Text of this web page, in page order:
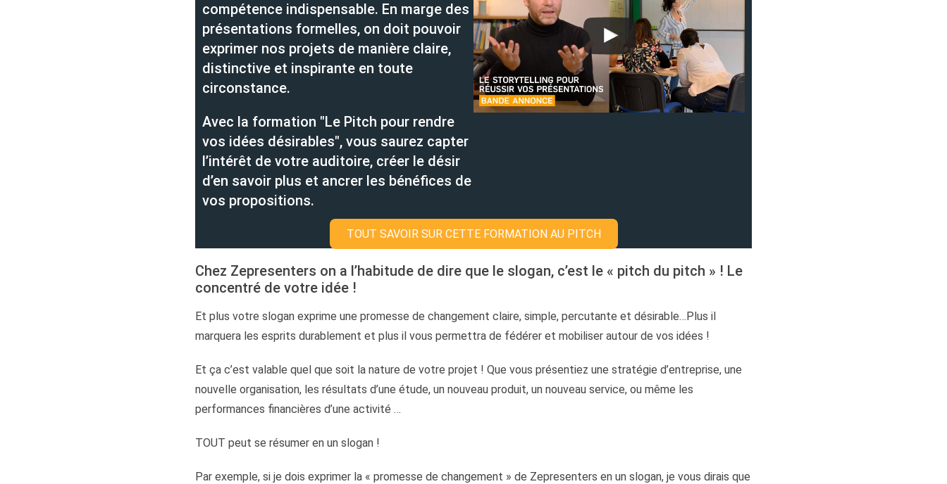
compétence indispensable. En marge des
présentations formelles, on doit pouvoir
exprimer nos projets de manière claire,
distinctive et inspirante en toute
circonstance.
Avec la formation "Le Pitch pour rendre
vos idées désirables", vous saurez capter
l’intérêt de votre auditoire, créer le désir
d’en savoir plus et ancrer les bénéfices de
vos propositions.
TOUT SAVOIR SUR CETTE FORMATION AU PITCH
Chez Zepresenters on a l’habitude de dire que le slogan, c’est le « pitch du pitch » ! Le
concentré de votre idée !
Et plus votre slogan exprime une promesse de changement claire, simple, percutante et désirable…Plus il
marquera les esprits durablement et plus il vous permettra de fédérer et mobiliser autour de vos idées !
Et ça c’est valable quel que soit la nature de votre projet ! Que vous présentiez une stratégie d’entreprise, une
nouvelle organisation, les résultats d’une étude, un nouveau produit, un nouveau service, ou même les
performances financières d’une activité …
TOUT peut se résumer en un slogan !
Par exemple, si je dois exprimer la « promesse de changement » de Zepresenters en un slogan, je vous dirais que